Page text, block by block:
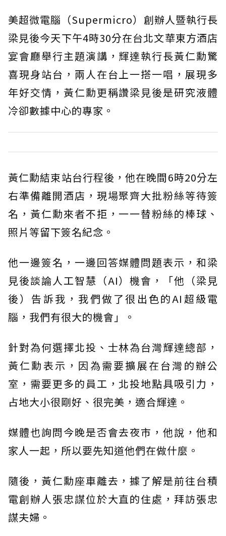
美超微電腦（Supermicro）創辦人暨執行長
梁見後今天下午4時30分在台北文華東方酒店
宴會廳舉行主題演講，輝達執行長黃仁勳驚
喜現身站台，兩人在台上一搭一唱，展現多
年好交情，黃仁勳更稱讚梁見後是研究液體
冷卻數據中心的專家。
黃仁勳結束站台行程後，他在晚間6時20分左
右準備離開酒店，現場聚齊大批粉絲等待簽
名，黃仁勳來者不拒，一一替粉絲的棒球、
照片等留下簽名紀念。
他一邊簽名，一邊回答媒體問題表示，和梁
見後談論人工智慧（AI）機會，「他（梁見
後）告訴我，我們做了很出色的AI超級電
腦，我們有很大的機會」。
針對為何選擇北投、士林為台灣輝達總部，
黃仁勳表示，因為需要擴展在台灣的辦公
室，需要更多的員工，北投地點具吸引力，
占地大小很剛好、很完美，適合輝達。
媒體也詢問今晚是否會去夜市，他說，他和
家人一起，所以要先知道他們在做什麼。
隨後，黃仁勳座車離去，據了解是前往台積
電創辦人張忠謀位於大直的住處，拜訪張忠
謀夫婦。